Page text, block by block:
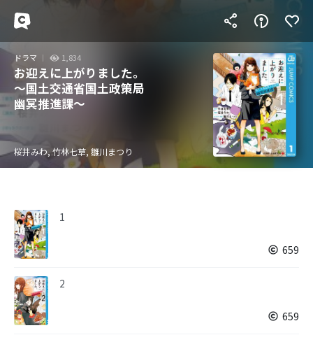
ドラマ 1,834
お迎えに上がりました。
～国土交通省国土政策局
幽冥推進課～
桜井みわ, 竹林七草, 雛川まつり
1
659
2
659